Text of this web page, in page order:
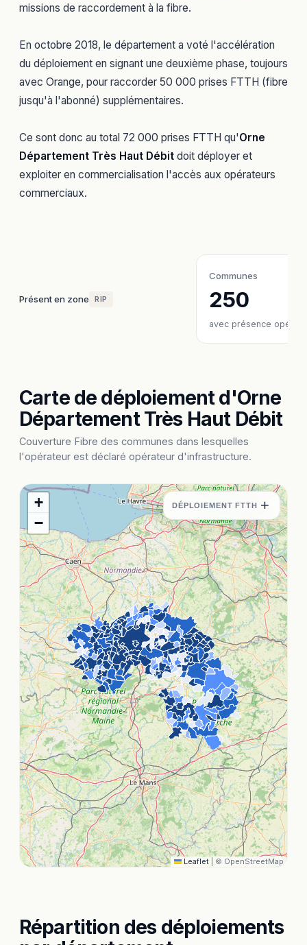
missions de raccordement à la fibre.
En octobre 2018, le département a voté l'accélération
du déploiement en signant une deuxième phase, toujours
avec Orange, pour raccorder 50 000 prises FTTH (fibre
jusqu'à l'abonné) supplémentaires.
Ce sont donc au total 72 000 prises FTTH qu'Orne
Département Très Haut Débit doit déployer et
exploiter en commercialisation l'accès aux opérateurs
commerciaux.
Présent en zone RIP
Communes
250
avec présence
Carte de déploiement d'Orne
Département Très Haut Débit
Couverture Fibre des communes dans lesquelles
l'opérateur est déclaré opérateur d'infrastructure.
+
−
DÉPLOIEMENT FTTH +
Leaflet © OpenStreetMap
Répartition des déploiements